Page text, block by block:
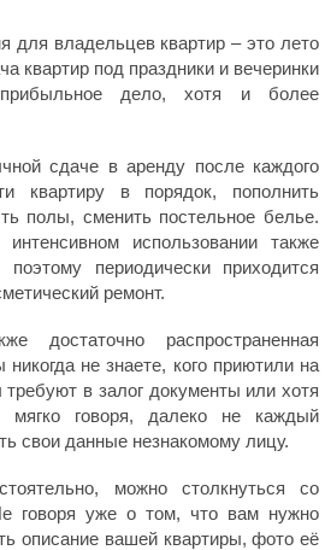
для владельцев квартир – это лето
квартир под праздники и вечеринки
дело, хотя и более
сдаче в аренду после каждого
квартиру в порядок, пополнить
полы, сменить постельное белье.
использовании также
поэтому периодически приходится
ремонт.
достаточно распространенная
не знаете, кого приютили на
в залог документы или хотя
говоря, далеко не каждый
свои данные незнакомому лицу.
можно столкнуться со
говоря уже о том, что вам нужно
описание вашей квартиры, фото её